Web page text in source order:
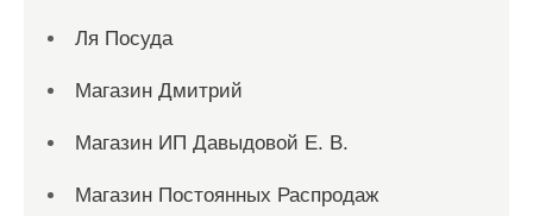
Ля Посуда
Магазин Дмитрий
Магазин ИП Давыдовой Е. В.
Магазин Постоянных Распродаж